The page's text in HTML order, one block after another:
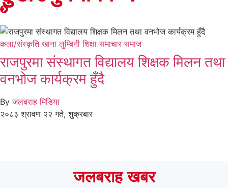
कला/संस्कृति खाना लुम्बिनी शिक्षा समाचार समाज
राजपुरमा संस्थागत विद्यालय शिक्षक मिलन तथा
वनभोज कार्यक्रम हुँदै
By जलबराह मिडिया
२०८३ श्रावण २२ गते, शुक्रबार
जलबराह खबर